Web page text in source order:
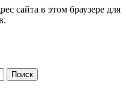
сайта в этом браузере для